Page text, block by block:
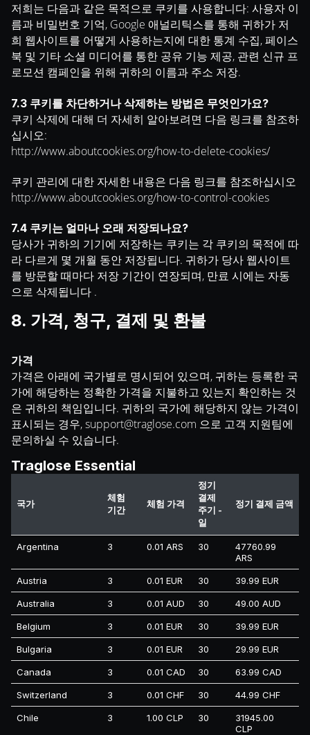
저희는 다음과 같은 목적으로 쿠키를 사용합니다: 사용자 이
름과 비밀번호 기억, Google 애널리틱스를 통해 귀하가 저
희 웹사이트를 어떻게 사용하는지에 대한 통계 수집, 페이스
북 및 기타 소셜 미디어를 통한 공유 기능 제공, 관련 신규 프
로모션 캠페인을 위해 귀하의 이름과 주소 저장.
7.3 쿠키를 차단하거나 삭제하는 방법은 무엇인가요?
쿠키 삭제에 대해 더 자세히 알아보려면 다음 링크를 참조하
십시오:
http://www.aboutcookies.org/how-to-delete-cookies/
쿠키 관리에 대한 자세한 내용은 다음 링크를 참조하십시오
http://www.aboutcookies.org/how-to-control-cookies
7.4 쿠키는 얼마나 오래 저장되나요?
당사가 귀하의 기기에 저장하는 쿠키는 각 쿠키의 목적에 따
라 다르게 몇 개월 동안 저장됩니다. 귀하가 당사 웹사이트
를 방문할 때마다 저장 기간이 연장되며, 만료 시에는 자동
으로 삭제됩니다 .
8. 가격, 청구, 결제 및 환불
가격
가격은 아래에 국가별로 명시되어 있으며, 귀하는 등록한 국
가에 해당하는 정확한 가격을 지불하고 있는지 확인하는 것
은 귀하의 책임입니다. 귀하의 국가에 해당하지 않는 가격이
표시되는 경우,support@traglose.com 으로 고객 지원팀에
문의하실 수 있습니다.
Traglose Essential
국가
체험
기간
체험 가격
정기
결제
주기 -
일
정기 결제 금액
Argentina 3 0.01 ARS 30
47760.99
ARS
Austria 3 0.01 EUR 30 39.99 EUR
Australia 3 0.01 AUD 30 49.00 AUD
Belgium 3 0.01 EUR 30 39.99 EUR
Bulgaria 3 0.01 EUR 30 29.99 EUR
Canada 3 0.01 CAD 30 63.99 CAD
Switzerland 3 0.01 CHF 30 44.99 CHF
Chile 3 1.00 CLP 30
31945.00
CLP